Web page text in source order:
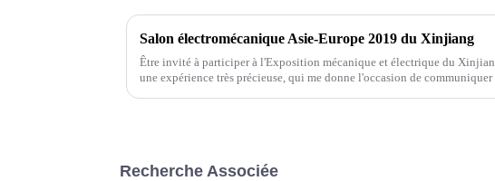
Salon électromécanique Asie-Europe 2019 du Xinjiang
Être invité à participer à l'Exposition mécanique et électrique du
une expérience très précieuse, qui me donne l'occasion de
Recherche Associée